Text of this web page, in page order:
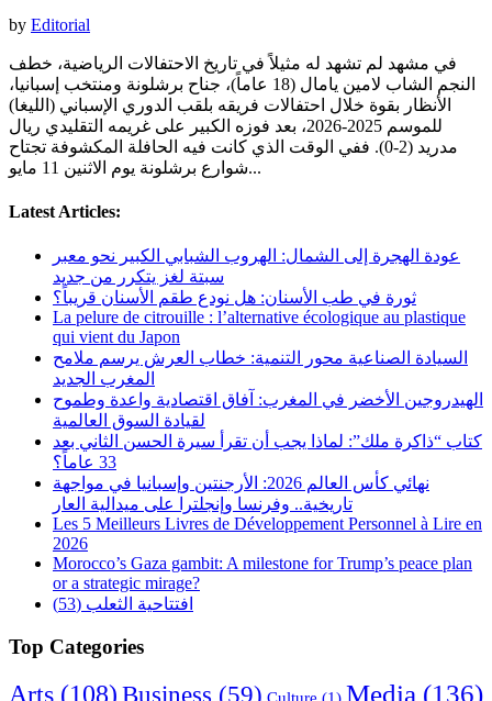
by Editorial
في مشهد لم تشهد له مثيلاً في تاريخ الاحتفالات الرياضية، خطف
النجم الشاب لامين يامال (18 عاماً)، جناح برشلونة ومنتخب إسبانيا،
الأنظار بقوة خلال احتفالات فريقه بلقب الدوري الإسباني (الليغا)
للموسم 2025-2026، بعد فوزه الكبير على غريمه التقليدي ريال
مدريد (2-0). ففي الوقت الذي كانت فيه الحافلة المكشوفة تجتاح
شوارع برشلونة يوم الاثنين 11 مايو...
Latest Articles:
عودة الهجرة إلى الشمال: الهروب الشبابي الكبير نحو معبر
سبتة لغز يتكرر من جديد
ثورة في طب الأسنان: هل نودع طقم الأسنان قريباً؟
La pelure de citrouille : l’alternative écologique au plastique
qui vient du Japon
السيادة الصناعية محور التنمية: خطاب العرش يرسم ملامح
المغرب الجديد
الهيدروجين الأخضر في المغرب: آفاق اقتصادية واعدة وطموح
لقيادة السوق العالمية
كتاب “ذاكرة ملك”: لماذا يجب أن تقرأ سيرة الحسن الثاني بعد
33 عاماً؟
نهائي كأس العالم 2026: الأرجنتين وإسبانيا في مواجهة
تاريخية.. وفرنسا وإنجلترا على ميدالية العار
Les 5 Meilleurs Livres de Développement Personnel à Lire en
2026
Morocco’s Gaza gambit: A milestone for Trump’s peace plan
or a strategic mirage?
افتتاحية الثعلب (53)
Top Categories
Arts (108) Business (59) Media (136)